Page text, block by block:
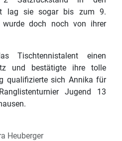
lag sie sogar bis zum 9.
doch noch von ihrer
Tischtennistalent einen
und bestätigte ihre tolle
qualifizierte sich Annika für
Jugend 13
Heuberger